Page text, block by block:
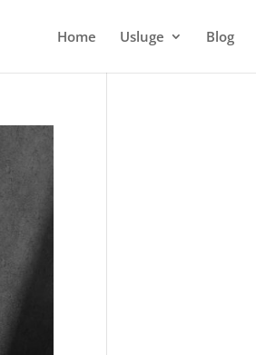
Home Usluge Blog